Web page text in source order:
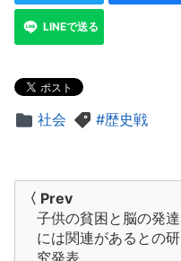
LINEで送る
社会 歴史戦
〈 Prev
子供の貧困と脳の発達
には関連があるとの研
究発表